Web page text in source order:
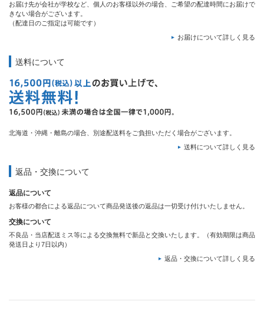
お届け先が会社が学校など、個人のお客様以外の場合、ご希望の配達時間にお届けで
きない場合がございます。
（配達日のご指定は可能です）
お届けについて詳しく見る
送料について
北海道・沖縄・離島の場合、別途配送料をご負担いただく場合がございます。
送料について詳しく見る
返品・交換について
返品について
お客様の都合による返品について商品発送後の返品は一切受け付けいたしません。
交換について
不良品・当店配送ミス等による交換無料で新品と交換いたします。（有効期限は商品
発送日より7日以内）
返品・交換について詳しく見る